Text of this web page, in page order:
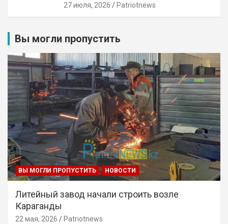
27 июля, 2026 Patriotnews
Вы могли пропустить
ВЫ МОГЛИ ПРОПУСТИТЬ НОВОСТИ
Литейный завод начали строить возле
Караганды
22 мая, 2026 Patriotnews